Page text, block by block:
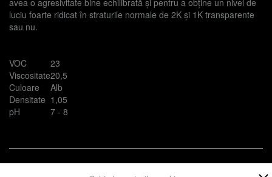
avea o agresivitate bine echilibrată și pentru a obține un nivel de
luciu foarte ridicat în straturile normale de 2K și 1K transparente
sau nu.
VOC
23
Viscositate20,5
Culoare
Alb
Densitate 1,05
pH
7 - 8
Prezent in categoriile:Accesorii Noutati